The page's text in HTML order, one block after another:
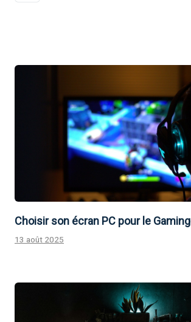
Choisir son écran PC pour le Gaming
13 août 2025